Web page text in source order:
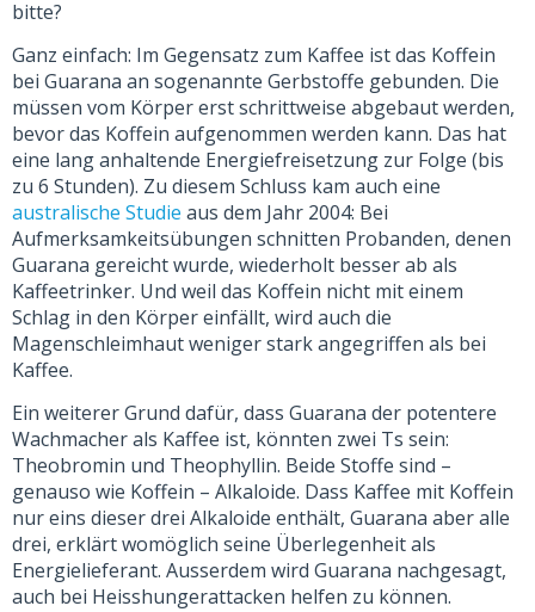
bitte?
Ganz einfach: Im Gegensatz zum Kaffee ist das Koffein
bei Guarana an sogenannte Gerbstoffe gebunden. Die
müssen vom Körper erst schrittweise abgebaut werden,
bevor das Koffein aufgenommen werden kann. Das hat
eine lang anhaltende Energiefreisetzung zur Folge (bis
zu 6 Stunden). Zu diesem Schluss kam auch eine
australische Studie aus dem Jahr 2004: Bei
Aufmerksamkeitsübungen schnitten Probanden, denen
Guarana gereicht wurde, wiederholt besser ab als
Kaffeetrinker. Und weil das Koffein nicht mit einem
Schlag in den Körper einfällt, wird auch die
Magenschleimhaut weniger stark angegriffen als bei
Kaffee.
Ein weiterer Grund dafür, dass Guarana der potentere
Wachmacher als Kaffee ist, könnten zwei Ts sein:
Theobromin und Theophyllin. Beide Stoffe sind –
genauso wie Koffein – Alkaloide. Dass Kaffee mit Koffein
nur eins dieser drei Alkaloide enthält, Guarana aber alle
drei, erklärt womöglich seine Überlegenheit als
Energielieferant. Ausserdem wird Guarana nachgesagt,
auch bei Heisshungerattacken helfen zu können.